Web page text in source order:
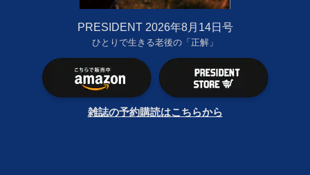
PRESIDENT 2026年8月14日号
ひとりで生きる老後の「正解」
雑誌の予約購読はこちらから